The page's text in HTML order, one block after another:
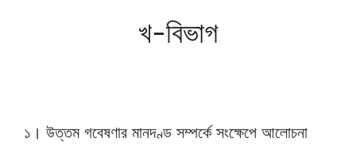
খ-বিভাগ
১। উত্তম গবেষণার মানদণ্ড সম্পর্কে সংক্ষেপে আলোচনা